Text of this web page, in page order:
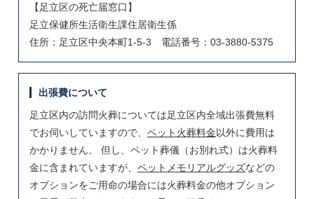
【足立区の死亡届窓口】
足立保健所生活衛生課住居衛生係
住所：足立区中央本町1-5-3 電話番号：03-3880-5375
出張費について
足立区内の訪問火葬については足立区内全域出張費無料
でお伺いしていますので、ペット火葬料金以外に費用は
かかりません。 但し、ペット葬儀（お別れ式）は火葬料
金に含まれていますが、ペットメモリアルグッズなどの
オプションをご用命の場合には火葬料金の他オプション